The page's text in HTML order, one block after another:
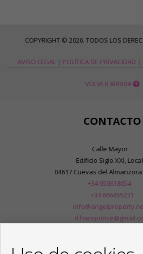
COPYRIGHT © 2026. TODOS LOS
AVISO LEGAL| POLÍTICA DE PRIVACIDAD |
VOLVER ARRIBA
CONTACTO
Calle Mayor
Edificio Siglo XXI,
04617 Cuevas del
+34 950618054
+34 666455231